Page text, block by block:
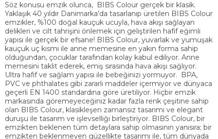
Söz konusu emzik olunca, BIBS Colour gerçek bir klasik.
Yaklaşık 40 yıldır Danimarka'da tasarlanıp üretilen BIBS Colour
emzikler, %100 doğal kauçuk ucuyla, hava akışı sağlayan
delikleri ve cilt tahrişini önlemek için geliştirilen hafif eğimli
yapısı ile gerçek bir efsane! BIBS Colour, yuvarlak ve yumuşak
kauçuk uç kısmı ile anne memesine en yakın forma sahip
olduğundan, çocuklar tarafından kolay kabul ediliyor. Anne
memesini taklit ederek, emiş sırasında hava akışı sağlıyor.
Ultra hafif ve sağlam yapısı ile bebeğinizi yormuyor. BPA,
PVC ve phthalates gibi zararlı maddeler içermiyor ve dünyaca
geçerli EN 1400 standardına göre üretiliyor. Hiçbir emzik
markasında göremeyeceğiniz kadar fazla renk çeşitine sahip
olan BIBS Colour, klasikleşen zamansız tasarımı ve elegant
duruşu ile tasarım ve işlevselliği birleştiriyor. BIBS Colour, bir
emzikten beklenen tüm detaylara sahip olmasının yanısıra; bir
emzikten beklenmeyen güzellikte tasarımı ile, tüm dünyada